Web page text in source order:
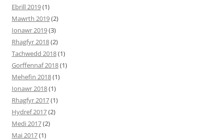
Ebrill 2019(1)
Mawrth 2019(2)
Ionawr 2019(3)
Rhagfyr 2018(2)
Tachwedd 2018(1)
Gorffennaf 2018(1)
Mehefin 2018(1)
Ionawr 2018(1)
Rhagfyr 2017(1)
Hydref 2017(2)
Medi 2017(2)
Mai 2017(1)